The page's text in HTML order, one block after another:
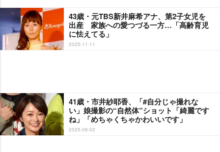
43歳・元TBS新井麻希アナ、第2子女児を
出産 家族への愛つづる一方…「高齢育児
に怯えてる」
2025-11-11
41歳・市井紗耶香、「#自分じゃ撮れな
い」娘撮影の“自然体”ショット「綺麗です
ね」「めちゃくちゃかわいいです」
2025-09-02